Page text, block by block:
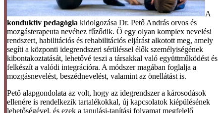
A
konduktív pedagógia kidolgozása Dr. Pető András orvos és
mozgásterapeuta nevéhez fűződik. Ő egy olyan komplex nevelési
rendszert, habilitációs és rehabilitációs eljárást alkotott meg, amely
segíti a központi idegrendszeri sérüléssel élők személyiségének
kibontakoztatását, lehetővé teszi a társakkal való együttműködést és
felkészít a valódi integrációra. A módszer magában foglalja a
mozgásnevelést, beszédnevelést, valamint az önellátást is.
Pető alapgondolata az volt, hogy az idegrendszer a károsodások
ellenére is rendelkezik tartalékokkal, új kapcsolatok kiépülésének
lehetőségével, és ezek a tanulási-tanítási folyamat megfelelő